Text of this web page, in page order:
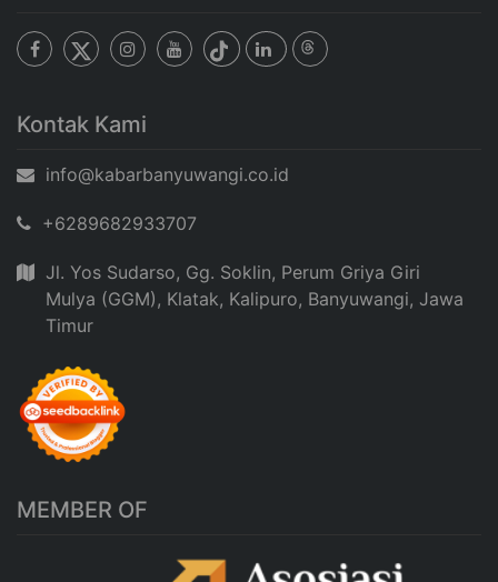
Kontak Kami
info@kabarbanyuwangi.co.id
+6289682933707
Jl. Yos Sudarso, Gg. Soklin, Perum Griya Giri
Mulya (GGM), Klatak, Kalipuro, Banyuwangi, Jawa
Timur
MEMBER OF